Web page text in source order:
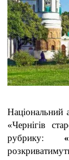
Національний
«Чернігів
рубрику: